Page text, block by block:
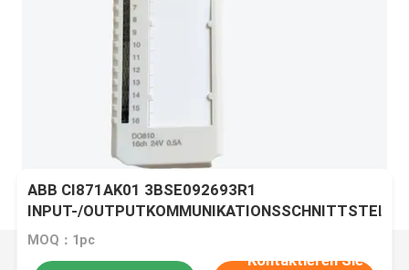
ABB CI871AK01 3BSE092693R1
INPUT-/
MODUL DCS-S800
MOQ：1pc
Kontaktieren Sie